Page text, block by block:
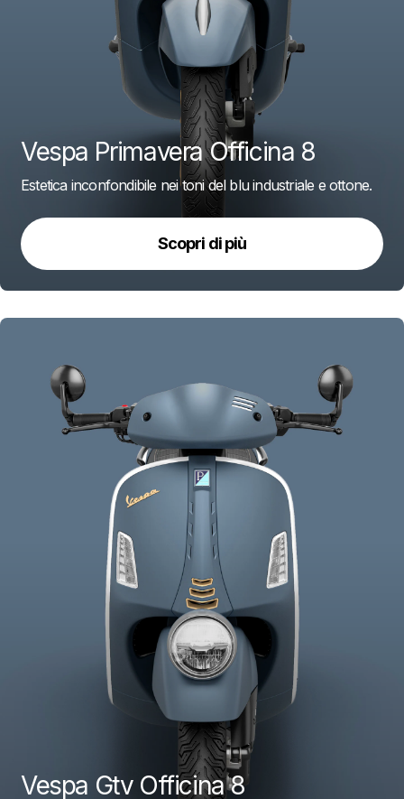
Vespa Primavera Officina 8
Estetica inconfondibile nei toni del blu industriale e ottone.
Scopri di più
Vespa Gtv Officina 8